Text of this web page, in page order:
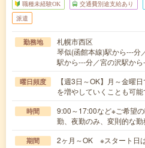
職種未経験OK 交通費別途支給あり
派遣
勤務地
札幌市西区
琴似(函館本線)駅から---分
駅から---分／宮の沢駅か
曜日頻度
【週3日～OK】月～金曜
を増やしていくことも可
時間
9:00～17:00など※ご希望
勤、夜勤のみ、変則的な
期間 2ヶ月～OK ※スタート日